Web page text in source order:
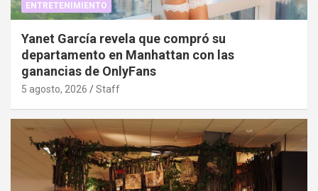
ENTRETENIMIENTO
Yanet García revela que compró su
departamento en Manhattan con las
ganancias de OnlyFans
5 agosto, 2026 Staff